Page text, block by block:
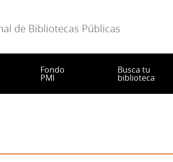
de Bibliotecas Públicas
Fondo
PMI
Busca tu
biblioteca